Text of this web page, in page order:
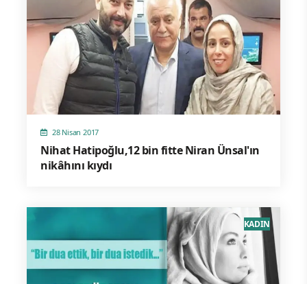
28 Nisan 2017
Nihat Hatipoğlu,12 bin fitte Niran Ünsal'ın
nikâhını kıydı
KADIN